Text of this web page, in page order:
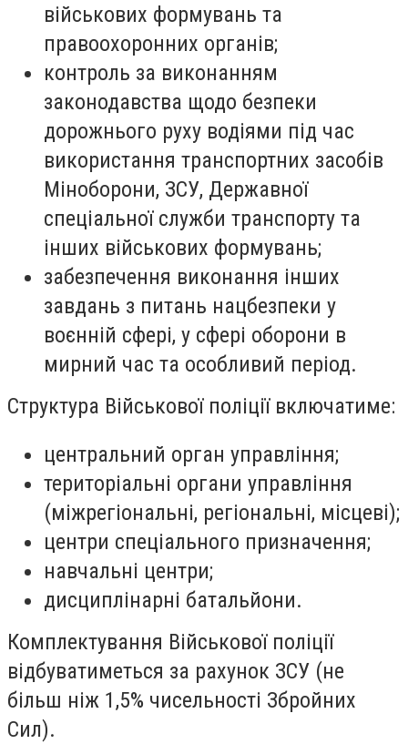
військових формувань та
правоохоронних органів;
контроль за виконанням
законодавства щодо безпеки
дорожнього руху водіями під час
використання транспортних засобів
Міноборони, ЗСУ, Державної
спеціальної служби транспорту та
інших військових формувань;
забезпечення виконання інших
завдань з питань нацбезпеки у
воєнній сфері, у сфері оборони в
мирний час та особливий період.
Структура Військової поліції включатиме:
центральний орган управління;
територіальні органи управління
(міжрегіональні, регіональні, місцеві);
центри спеціального призначення;
навчальні центри;
дисциплінарні батальйони.
Комплектування Військової поліції
відбуватиметься за рахунок ЗСУ (не
більш ніж 1,5% чисельності Збройних
Сил).